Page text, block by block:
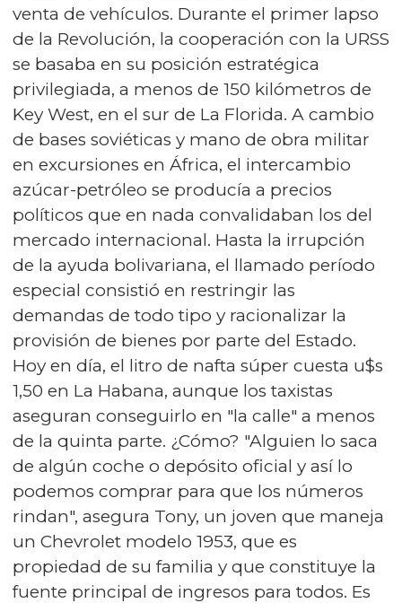
venta de vehículos. Durante el primer lapso
de la Revolución, la cooperación con la URSS
se basaba en su posición estratégica
privilegiada, a menos de 150 kilómetros de
Key West, en el sur de La Florida. A cambio
de bases soviéticas y mano de obra militar
en excursiones en África, el intercambio
azúcar-petróleo se producía a precios
políticos que en nada convalidaban los del
mercado internacional. Hasta la irrupción
de la ayuda bolivariana, el llamado período
especial consistió en restringir las
demandas de todo tipo y racionalizar la
provisión de bienes por parte del Estado.
Hoy en día, el litro de nafta súper cuesta u$s
1,50 en La Habana, aunque los taxistas
aseguran conseguirlo en "la calle" a menos
de la quinta parte. ¿Cómo? "Alguien lo saca
de algún coche o depósito oficial y así lo
podemos comprar para que los números
rindan", asegura Tony, un joven que maneja
un Chevrolet modelo 1953, que es
propiedad de su familia y que constituye la
fuente principal de ingresos para todos. Es